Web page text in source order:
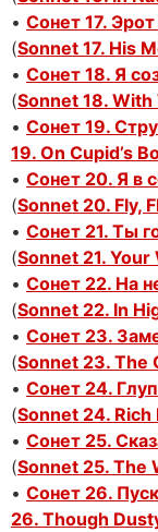
• Сонет 17.
(Sonnet 17. His
• Сонет 18. Я
(Sonnet 18.
• Сонет 19.
19. On Cupid’s
• Сонет 20. Я в
(Sonnet 20. Fly,
• Сонет 21. Ты
(Sonnet 21.
• Сонет 22. На
(Sonnet 22. In
• Сонет 23.
(Sonnet 23. The
• Сонет 24.
(Sonnet 24. Rich
• Сонет 25.
(Sonnet 25. The
• Сонет 26.
26. Though